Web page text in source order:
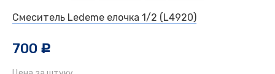
Смеситель Ledeme елочка 1/2 (L4920)
700 c